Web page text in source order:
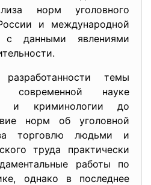
норм уголовного
и международной
с данными явлениями
темы
современной науке
и криминологии до
норм об уголовной
за торговлю людьми и
труда практически
работы по
однако в последнее